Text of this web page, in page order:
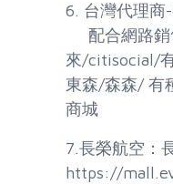
6. 台灣代理商
配合網路銷
來/citisocial/
東森/森森/ 有
商城
7.長榮航空：
https://